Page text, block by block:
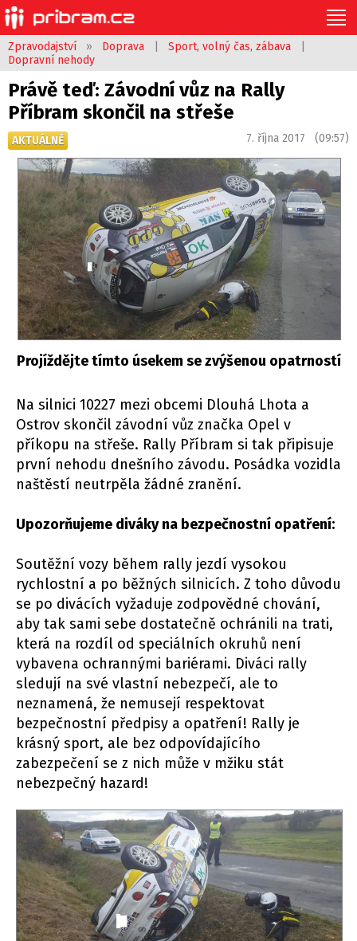
Zpravodajství » Doprava Sport, volný čas, zábava
Dopravní nehody
Právě teď: Závodní vůz na Rally
Příbram skončil na střeše
AKTUÁLNĚ 7. října 2017 (09:57)
Projíždějte tímto úsekem se zvýšenou opatrností
Na silnici 10227 mezi obcemi Dlouhá Lhota a
Ostrov skončil závodní vůz značka Opel v
příkopu na střeše. Rally Příbram si tak připisuje
první nehodu dnešního závodu. Posádka vozidla
naštěstí neutrpěla žádné zranění.
Upozorňujeme diváky na bezpečnostní opatření:
Soutěžní vozy během rally jezdí vysokou
rychlostní a po běžných silnicích. Z toho důvodu
se po divácích vyžaduje zodpovědné chování,
aby tak sami sebe dostatečně ochránili na trati,
která na rozdíl od speciálních okruhů není
vybavena ochrannými bariérami. Diváci rally
sledují na své vlastní nebezpečí, ale to
neznamená, že nemusejí respektovat
bezpečnostní předpisy a opatření! Rally je
krásný sport, ale bez odpovídajícího
zabezpečení se z nich může v mžiku stát
nebezpečný hazard!